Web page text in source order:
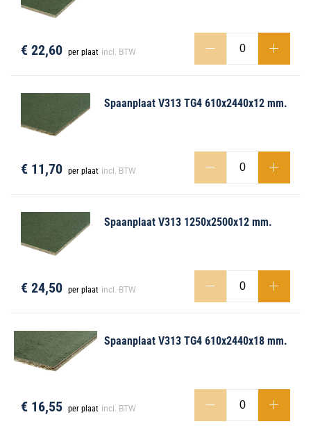
€ 22,60 per plaat incl. BTW
Spaanplaat V313 TG4 610x2440x12 mm.
€ 11,70 per plaat incl. BTW
Spaanplaat V313 1250x2500x12 mm.
€ 24,50 per plaat incl. BTW
Spaanplaat V313 TG4 610x2440x18 mm.
€ 16,55 per plaat incl. BTW